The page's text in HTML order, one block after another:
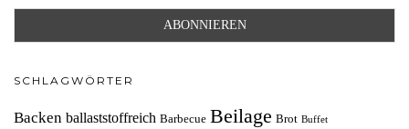
SCHLAGWÖRTER
Backen ballaststoffreich Barbecue Beilage Brot Buffet